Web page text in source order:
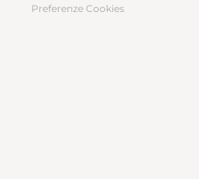
Preferenze Cookies